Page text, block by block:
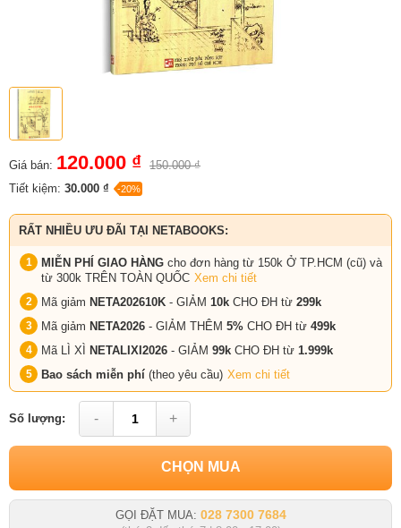
Giá bán: 120.000 ₫ 150.000 ₫
Tiết kiệm: 30.000 ₫ -20%
RẤT NHIỀU ƯU ĐÃI TẠI NETABOOKS:
MIỄN PHÍ GIAO HÀNG cho đơn hàng từ 150k Ở TP.HCM (cũ) và
từ 300k TRÊN TOÀN QUỐC Xem chi tiết
Mã giảm NETA202610K - GIẢM 10k CHO ĐH từ 299k
Mã giảm NETA2026 - GIẢM THÊM 5% CHO ĐH từ 499k
Mã LÌ XÌ NETALIXI2026 - GIẢM 99k CHO ĐH từ 1.999k
Bao sách miễn phí (theo yêu cầu) Xem chi tiết
Số lượng: - +
CHỌN MUA
GỌI ĐẶT MUA: 028 7300 7684